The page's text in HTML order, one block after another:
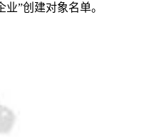
”创建对象名单。